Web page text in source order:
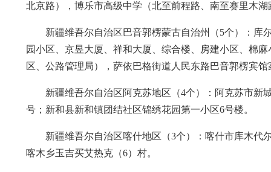
北京路），博乐市高级中学（北至前程路、南至赛里木
新疆维吾尔自治区巴音郭楞蒙古自治州（5个）：
园小区、京昱大厦、祥和大厦、综合楼、房建小区、棉
区、公路管理局），萨依巴格街道人民东路巴音郭楞宾
新疆维吾尔自治区阿克苏地区（4个）：阿克苏市新
号；新和县新和镇团结社区锦绣花园第一小区6号楼。
新疆维吾尔自治区喀什地区（3个）：喀什市库木代
喀木乡玉吉买艾热克（6）村。